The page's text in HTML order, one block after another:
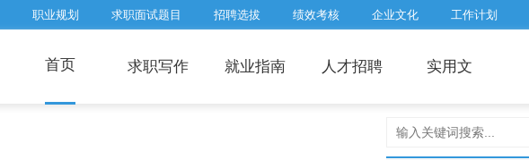
职业规划 求职面试题目 招聘选拔 绩效考核 企业文化 工作计划
首页 求职写作 就业指南 人才招聘 实用文